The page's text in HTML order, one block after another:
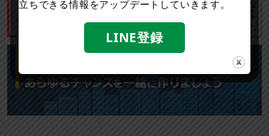
立ちできる情報をアップデートしていきます。
LINE登録